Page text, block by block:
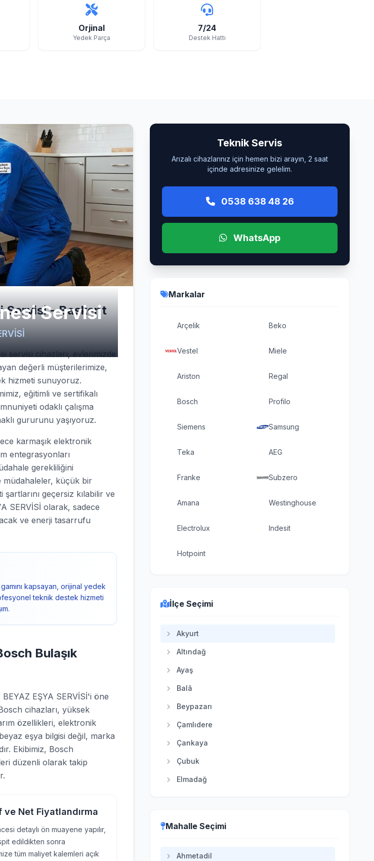
Orjinal
Yedek Parça
7/24
Destek Hattı
Servisi
Servisi - Başkent
servisi cihazları, evlerimizde
değerli müşterilerimize,
hizmeti sunuyoruz.
eğitimli ve sertifikalı
odaklı çalışma
gururunu yaşıyoruz.
karmaşık elektronik
entegrasyonları
gerekliliğini
müdahaleler, küçük bir
geçersiz kılabilir ve
SERVİSİ olarak, sadece
ve enerji tasarrufu
kapsayan, orijinal yedek
teknik destek hizmeti
Bulaşık
EŞYA SERVİSİ'i öne
cihazları, yüksek
özellikleri, elektronik
eşya bilgisi değil, marka
Ekibimiz, Bosch
düzenli olarak takip
ve Net Fiyatlandırma
detaylı ön muayene yapılır,
edildikten sonra
tüm maliyet kalemleri açık
Teknik Servis
Arızalı cihazlarınız için hemen bizi arayın, 2 saat
içinde adresinize gelelim.
0538 638 48 26
WhatsApp
Markalar
Arçelik Beko
Vestel Miele
Ariston Regal
Bosch Profilo
Siemens Samsung
Teka AEG
Franke Subzero
Amana Westinghouse
Electrolux Indesit
Hotpoint
İlçe Seçimi
Akyurt
Altındağ
Ayaş
Balâ
Beypazarı
Çamlıdere
Çankaya
Çubuk
Elmadağ
Güdül
Mahalle Seçimi
Ahmetadil